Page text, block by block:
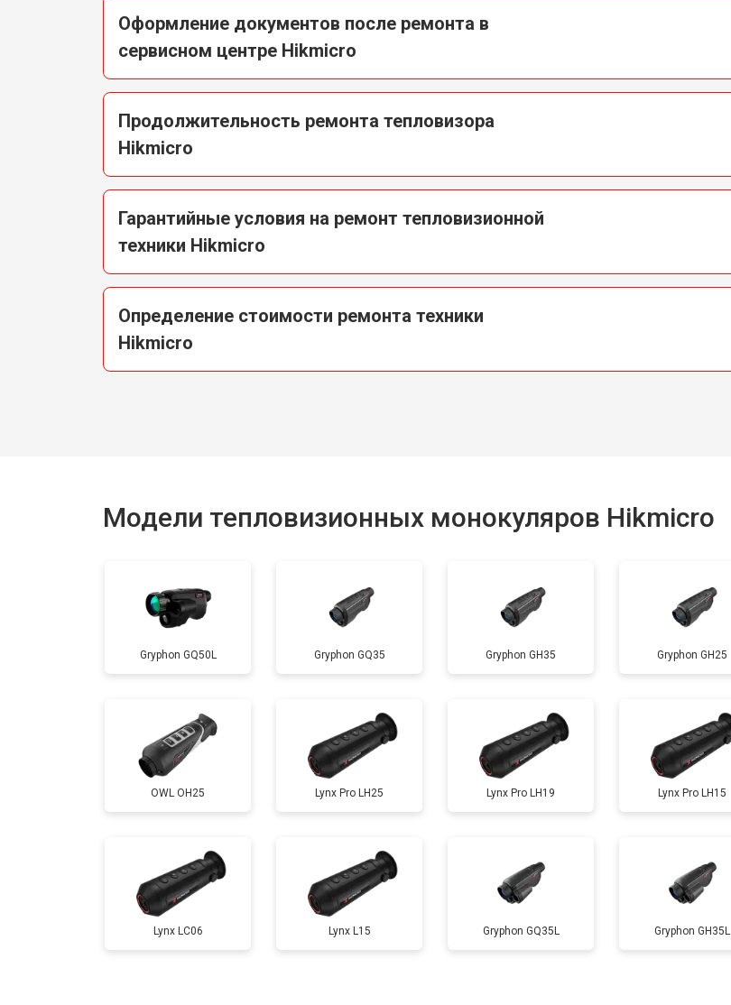
Оформление документов после ремонта в
сервисном центре Hikmicro
Продолжительность ремонта тепловизора
Hikmicro
Гарантийные условия на ремонт тепловизионной
техники Hikmicro
Определение стоимости ремонта техники
Hikmicro
Модели тепловизионных монокуляров Hikmicro
Gryphon GQ50L Gryphon GQ35 Gryphon GH35 Gryphon GH25
OWL OH25 Lynx Pro LH25 Lynx Pro LH19 Lynx Pro LH15
Lynx LC06 Lynx L15 Gryphon GQ35L Gryphon GH35L